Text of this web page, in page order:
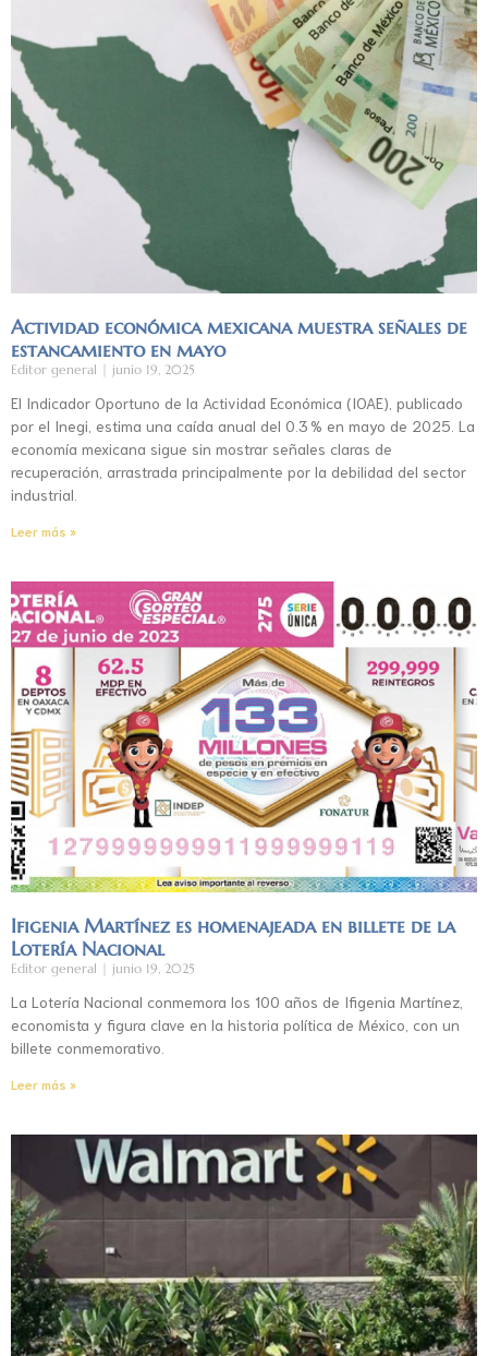
Actividad económica mexicana muestra señales de
estancamiento en mayo
Editor general junio 19, 2025
El Indicador Oportuno de la Actividad Económica (IOAE), publicado
por el Inegi, estima una caída anual del 0.3 % en mayo de 2025. La
economía mexicana sigue sin mostrar señales claras de
recuperación, arrastrada principalmente por la debilidad del sector
industrial.
Leer más »
Ifigenia Martínez es homenajeada en billete de la
Lotería Nacional
Editor general junio 19, 2025
La Lotería Nacional conmemora los 100 años de Ifigenia Martínez,
economista y figura clave en la historia política de México, con un
billete conmemorativo.
Leer más »